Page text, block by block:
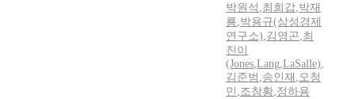
박원석 ,최희갑,박재
룡,박용규(삼성경제
연구소),김영곤,최
진이
(Jones,Lang,LaSalle),
김준범 ,송인재 ,오청
민 ,조창황,정하용